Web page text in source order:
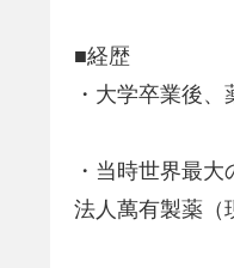
■経歴
・大学卒業後、
・当時世界最
法人萬有製薬（